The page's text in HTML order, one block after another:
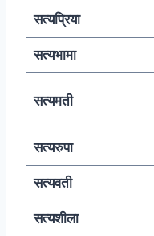
सत्यप्रिया
सत्यभामा
सत्यमती
सत्यरुपा
सत्यवती
सत्यशीला